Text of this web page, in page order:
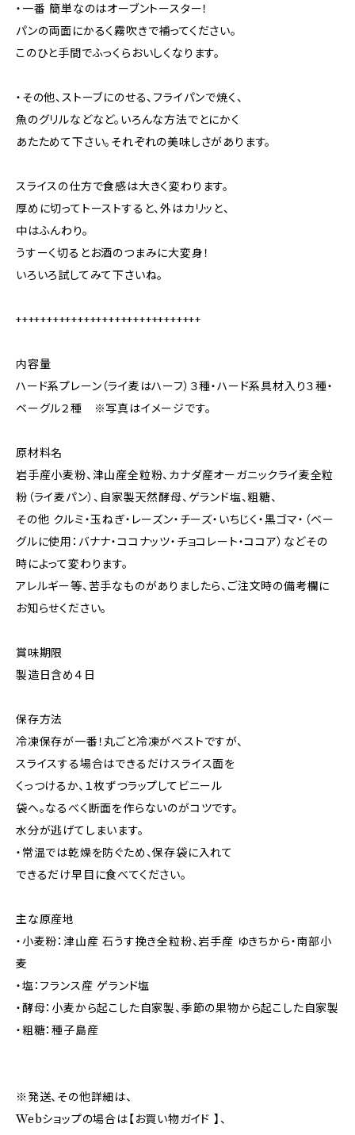
・一番 簡単なのはオーブントースター！
パンの両面にかるく霧吹きで補ってください。
このひと手間でふっくらおいしくなります。
・その他、ストーブにのせる、フライパンで焼く、
魚のグリルなどなど。いろんな方法でとにかく
あたためて下さい。それぞれの美味しさがあります。
スライスの仕方で食感は大きく変わります。
厚めに切ってトーストすると、外はカリッと、
中はふんわり。
うすーく切るとお酒のつまみに大変身！
いろいろ試してみて下さいね。
++++++++++++++++++++++++++++++
内容量
ハード系プレーン（ライ麦はハーフ）３種・ハード系具材入り３種・
ベーグル２種 ※写真はイメージです。
原材料名
岩手産小麦粉、津山産全粒粉、カナダ産オーガニックライ麦全粒
粉（ライ麦パン）、自家製天然酵母、ゲランド塩、粗糖、
その他 クルミ・玉ねぎ・レーズン・チーズ・いちじく・黒ゴマ・（ベー
グルに使用：バナナ・ココナッツ・チョコレート・ココア）などその
時によって変わります。
アレルギー等、苦手なものがありましたら、ご注文時の備考欄に
お知らせください。
賞味期限
製造日含め４日
保存方法
冷凍保存が一番！丸ごと冷凍がベストですが、
スライスする場合はできるだけスライス面を
くっつけるか、１枚ずつラップしてビニール
袋へ。なるべく断面を作らないのがコツです。
水分が逃げてしまいます。
・常温では乾燥を防ぐため、保存袋に入れて
できるだけ早目に食べてください。
主な原産地
・小麦粉：津山産 石うす挽き全粒粉、岩手産 ゆきちから・南部小
麦
・塩：フランス産 ゲランド塩
・酵母：小麦から起こした自家製、季節の果物から起こした自家製
・粗糖：種子島産
※発送、その他詳細は、
Webショップの場合は【お買い物ガイド 】、